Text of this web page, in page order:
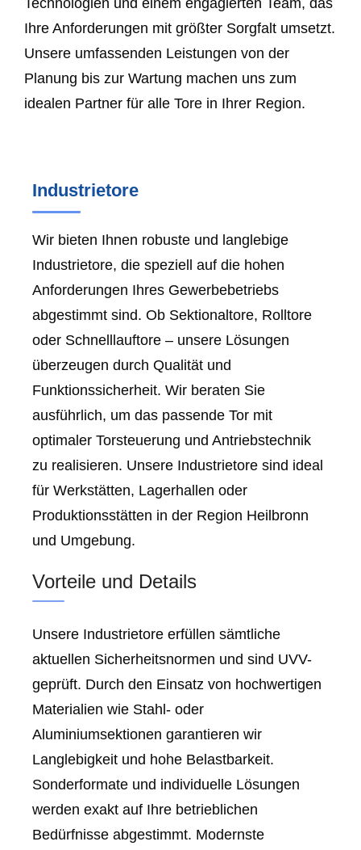
Ihre Anforderungen mit größter Sorgfalt umsetzt.
Unsere umfassenden Leistungen von der
Planung bis zur Wartung machen uns zum
idealen Partner für alle Tore in Ihrer Region.
Industrietore
Wir bieten Ihnen robuste und langlebige
Industrietore, die speziell auf die hohen
Anforderungen Ihres Gewerbebetriebs
abgestimmt sind. Ob Sektionaltore, Rolltore
oder Schnelllauftore – unsere Lösungen
überzeugen durch Qualität und
Funktionssicherheit. Wir beraten Sie
ausführlich, um das passende Tor mit
optimaler Torsteuerung und Antriebstechnik
zu realisieren. Unsere Industrietore sind ideal
für Werkstätten, Lagerhallen oder
Produktionsstätten in der Region Heilbronn
und Umgebung.
Vorteile und Details
Unsere Industrietore erfüllen sämtliche
aktuellen Sicherheitsnormen und sind UVV-
geprüft. Durch den Einsatz von hochwertigen
Materialien wie Stahl- oder
Aluminiumsektionen garantieren wir
Langlebigkeit und hohe Belastbarkeit.
Sonderformate und individuelle Lösungen
werden exakt auf Ihre betrieblichen
Bedürfnisse abgestimmt. Modernste